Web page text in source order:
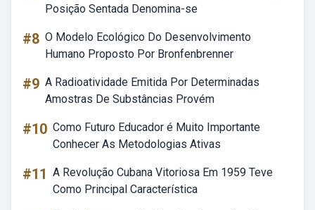
Posição Sentada Denomina-se
#8 O Modelo Ecológico Do Desenvolvimento
Humano Proposto Por Bronfenbrenner
#9 A Radioatividade Emitida Por Determinadas
Amostras De Substâncias Provém
#10 Como Futuro Educador é Muito Importante
Conhecer As Metodologias Ativas
#11 A Revolução Cubana Vitoriosa Em 1959 Teve
Como Principal Característica